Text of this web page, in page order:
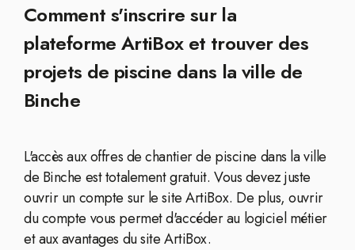
Comment s'inscrire sur la
plateforme ArtiBox et trouver des
projets de piscine dans la ville de
Binche
L'accès aux offres de chantier de piscine dans la ville
de Binche est totalement gratuit. Vous devez juste
ouvrir un compte sur le site ArtiBox. De plus, ouvrir
du compte vous permet d'accéder au logiciel métier
et aux avantages du site ArtiBox.